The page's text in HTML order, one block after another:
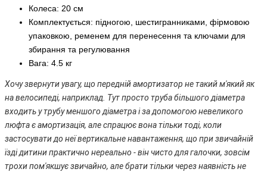
Колеса: 20 см
Комплектується: підногою, шестигранниками, фірмовою
упаковкою, ременем для перенесення та ключами для
збирання та регулювання
Вага: 4.5 кг
Хочу звернути увагу, що передній амортизатор не такий м'який як
на велосипеді, наприклад. Тут просто труба більшого діаметра
входить у трубу меншого діаметра і за допомогою невеликого
люфта є амортизація, але спрацює вона тільки тоді, коли
застосувати до неї вертикальне навантаження, що при звичайній
їзді дитини практично нереально - він чисто для галочки, зовсім
трохи пом'якшує звичайно, але брати тільки через наявність не